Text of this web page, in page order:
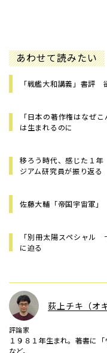
あわせて読みたい
「戦艦大和講義」書評
「日本の著作権はなぜ
は生まれるのに
移ろう時代、感じた１
ジアム研究員が振り返る
佐藤大輔「帝国宇宙軍
「別冊太陽スペシャル
に迫る
荻上チキ（オ
評論家
１９８１年生まれ。著書に
など。